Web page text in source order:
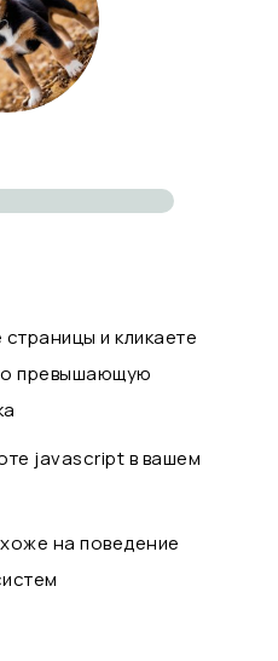
и кликаете
превышающую
javascript в вашем
на поведение